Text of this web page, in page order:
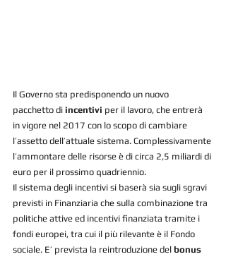
Il Governo sta predisponendo un nuovo
pacchetto di incentivi per il lavoro, che entrerà
in vigore nel 2017 con lo scopo di cambiare
l’assetto dell’attuale sistema. Complessivamente
l’ammontare delle risorse è di circa 2,5 miliardi di
euro per il prossimo quadriennio.
Il sistema degli incentivi si baserà sia sugli sgravi
previsti in Finanziaria che sulla combinazione tra
politiche attive ed incentivi finanziata tramite i
fondi europei, tra cui il più rilevante è il Fondo
sociale. E’ prevista la reintroduzione del bonus